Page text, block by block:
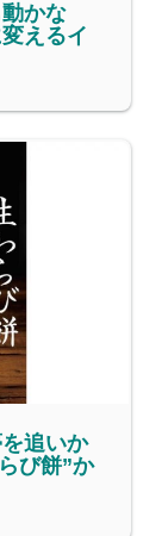
かな
えるイ
追いか
び餅”か